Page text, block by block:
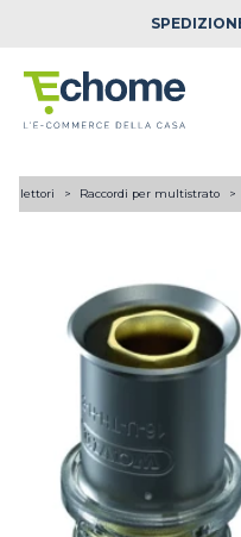
collettori Raccordi per multistrato